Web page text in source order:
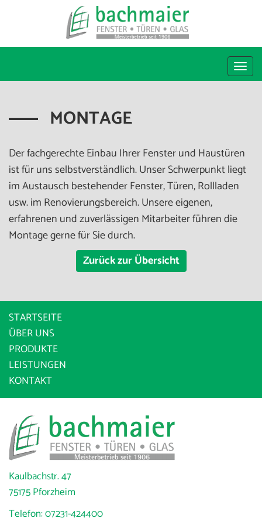
MONTAGE
Der fachgerechte Einbau Ihrer Fenster und Haustüren
ist für uns selbstverständlich. Unser Schwerpunkt liegt
im Austausch bestehender Fenster, Türen, Rollladen
usw. im Renovierungsbereich. Unsere eigenen,
erfahrenen und zuverlässigen Mitarbeiter führen die
Montage gerne für Sie durch.
Zurück zur Übersicht
STARTSEITE
ÜBER UNS
PRODUKTE
LEISTUNGEN
KONTAKT
Kaulbachstr. 47
75175 Pforzheim
Telefon:07231-424400